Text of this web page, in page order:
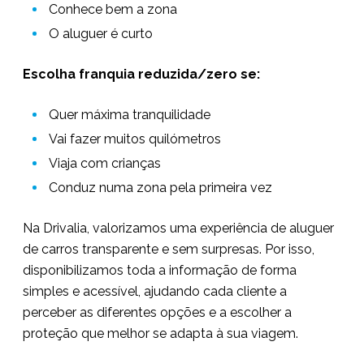
Conhece bem a zona
O aluguer é curto
Escolha franquia reduzida/zero se:
Quer máxima tranquilidade
Vai fazer muitos quilómetros
Viaja com crianças
Conduz numa zona pela primeira vez
Na Drivalia, valorizamos uma experiência de aluguer
de carros transparente e sem surpresas. Por isso,
disponibilizamos toda a informação de forma
simples e acessível, ajudando cada cliente a
perceber as diferentes opções e a escolher a
proteção que melhor se adapta à sua viagem.